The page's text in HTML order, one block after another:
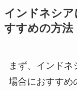
インドネシア
すすめの方法
まず、インドネ
場合におすすめ